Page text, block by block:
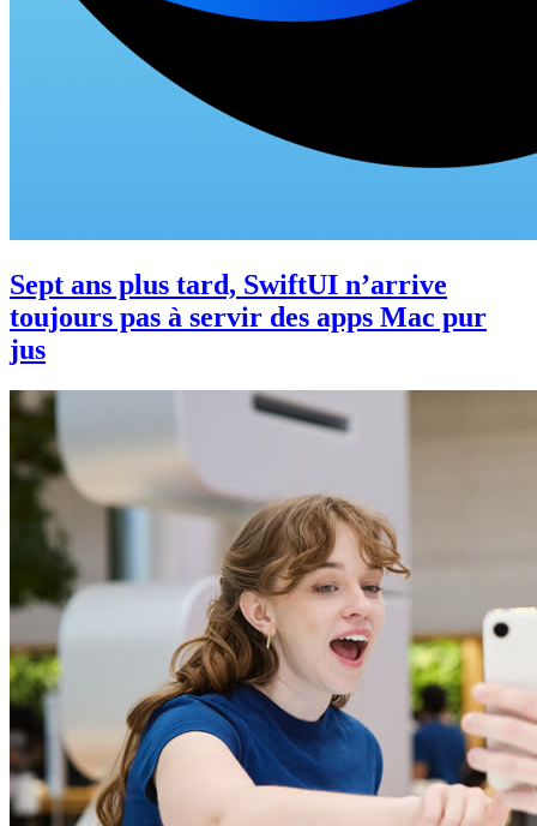
Sept ans plus tard, SwiftUI n’arrive
toujours pas à servir des apps Mac pur
jus